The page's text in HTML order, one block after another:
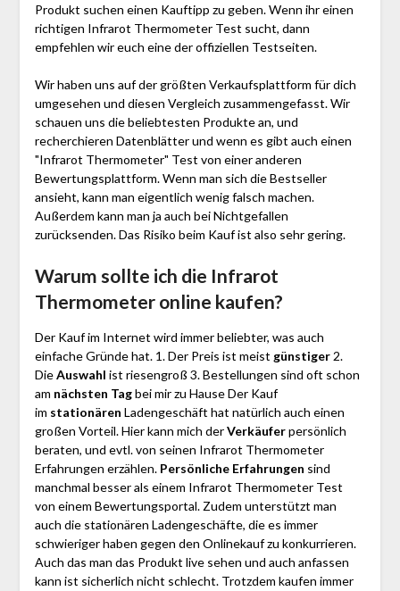
Produkt suchen einen Kauftipp zu geben. Wenn ihr einen
richtigen Infrarot Thermometer Test sucht, dann
empfehlen wir euch eine der offiziellen Testseiten.
Wir haben uns auf der größten Verkaufsplattform für dich
umgesehen und diesen Vergleich zusammengefasst. Wir
schauen uns die beliebtesten Produkte an, und
recherchieren Datenblätter und wenn es gibt auch einen
"Infrarot Thermometer" Test von einer anderen
Bewertungsplattform. Wenn man sich die Bestseller
ansieht, kann man eigentlich wenig falsch machen.
Außerdem kann man ja auch bei Nichtgefallen
zurücksenden. Das Risiko beim Kauf ist also sehr gering.
Warum sollte ich die Infrarot
Thermometer online kaufen?
Der Kauf im Internet wird immer beliebter, was auch
einfache Gründe hat. 1. Der Preis ist meist günstiger2.
DieAuswahl ist riesengroß 3. Bestellungen sind oft schon
am nächsten Tagbei mir zu Hause Der Kauf
im stationären Ladengeschäft hat natürlich auch einen
großen Vorteil. Hier kann mich derVerkäuferpersönlich
beraten, und evtl. von seinen Infrarot Thermometer
Erfahrungen erzählen. Persönliche Erfahrungen sind
manchmal besser als einem Infrarot Thermometer Test
von einem Bewertungsportal. Zudem unterstützt man
auch die stationären Ladengeschäfte, die es immer
schwieriger haben gegen den Onlinekauf zu konkurrieren.
Auch das man das Produkt live sehen und auch anfassen
kann ist sicherlich nicht schlecht. Trotzdem kaufen immer